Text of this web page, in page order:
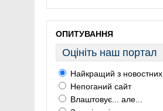
ОПИТУВАННЯ
Оцініть наш портал
Найкращий з новостних
Непоганий сайт
Влаштовує... але...